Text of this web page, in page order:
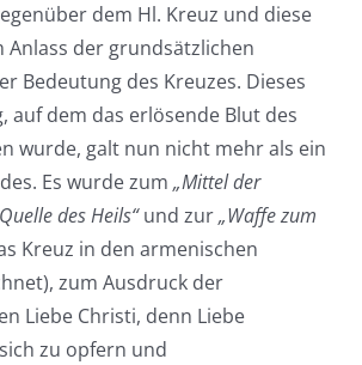
dem Hl. Kreuz und diese
Anlass der grundsätzlichen
Bedeutung des Kreuzes. Dieses
auf dem das erlösende Blut des
wurde, galt nun nicht mehr als ein
Es wurde zum „Mittel der
des Heils“und zur„Waffe zum
Kreuz in den armenischen
zum Ausdruck der
Liebe Christi, denn Liebe
zu opfern und